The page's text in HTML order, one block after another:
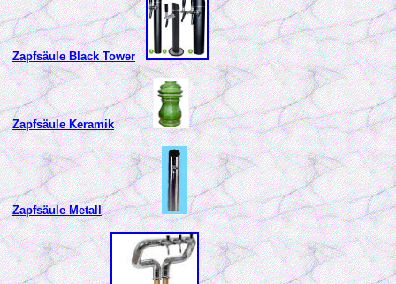
Zapfsäule Black Tower
Zapfsäule Keramik
Zapfsäule Metall